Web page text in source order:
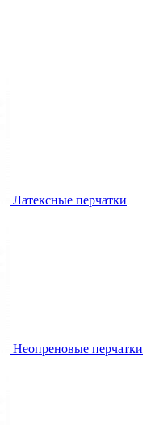
Латексные перчатки
Неопреновые перчатки